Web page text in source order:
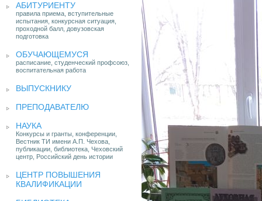
АБИТУРИЕНТУ
правила приема, вступительные
испытания, конкурсная ситуация,
проходной балл, довузовская
подготовка
ОБУЧАЮЩЕМУСЯ
расписание, студенческий профсоюз,
воспитательная работа
ВЫПУСКНИКУ
ПРЕПОДАВАТЕЛЮ
НАУКА
Конкурсы и гранты, конференции,
Вестник ТИ имени А.П. Чехова,
публикации, библиотека, Чеховский
центр, Российский день истории
ЦЕНТР ПОВЫШЕНИЯ
КВАЛИФИКАЦИИ